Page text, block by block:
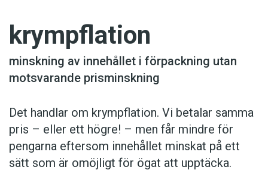
krympflation
minskning av innehållet i förpackning utan
motsvarande prisminskning
Det handlar om krympflation. Vi betalar samma
pris – eller ett högre! – men får mindre för
pengarna eftersom innehållet minskat på ett
sätt som är omöjligt för ögat att upptäcka.